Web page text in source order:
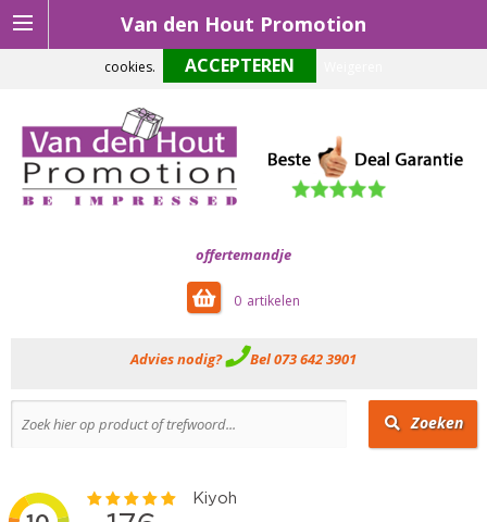
Van den Hout Promotion
offertemandje
0
Advies nodig? Bel 073 642 3901
Zoeken
Om onze website optimaal te laten functioneren maken wij gebruik van
cookies.